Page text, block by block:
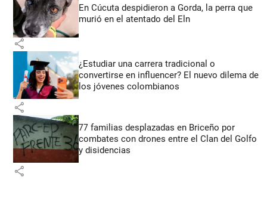
En Cúcuta despidieron a Gorda, la perra que
murió en el atentado del Eln
share
¿Estudiar una carrera tradicional o
convertirse en influencer? El nuevo dilema de
los jóvenes colombianos
share
77 familias desplazadas en Briceño por
combates con drones entre el Clan del Golfo
y disidencias
share